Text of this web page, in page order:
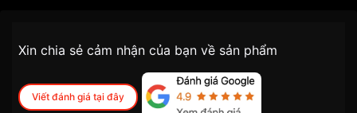
Đối tượng sử dụng Nam
Dòng máy Pin / Quartz
tiện lợi –
nhanh chóng – minh bạch
Xin chia sẻ cảm nhận của bạn về sản phẩm
Viết đánh giá tại đây